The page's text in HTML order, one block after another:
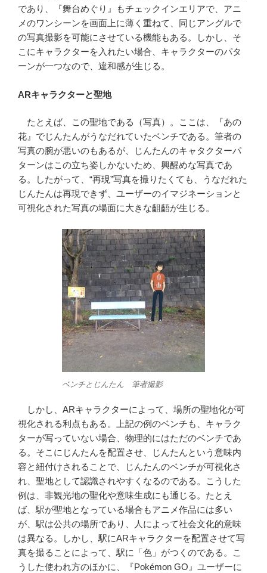
であり、『舞台めぐり』もチェックインエリアで、アニ
メのワンシーンを画面上に薄く重ねて、同じアングルで
の写真撮影を可能にさせている機能もある。しかし、そ
こにキャラクターを入れたい場合、キャラクターのパタ
ーンが一つなので、違和感が生じる。
ARキャラクターと聖地
たとえば、この聖地である（写真）。ここは、『あの
花』でじんたんがうなだれていたベンチである。筆者の
写真の腕が悪いのもあるが、じんたんのキャタクターパ
ターンはこの立ち姿しかないため、興醒めな写真であ
る。したがって、“再現”写真を撮りたくても、うなだれた
じんたんは再現できず、ユーザーのイマジネーションと
可視化された写真の場面に大きな齟齬が生じる。
ベンチとじんたん 筆者撮影
しかし、ARキャラクターによって、場所の聖地化が可
視化される利点もある。上記の例のベンチも、キャラク
ターが写っていない場合、物理的にはただのベンチであ
る。そこにじんたんを配置させ、じんたんという意味内
容と紐付けされることで、じんたんのベンチが可視化さ
れ、聖地として認識されやすくなるのである。こうした
例は、非観光地の聖化や意味生成にも通じる。たとえ
ば、駅が聖地となっている場合もアニメ作品には多い
が、駅は公共の場所であり、人によって社会文化的意味
は異なる。しかし、駅にARキャラクターを配置させて写
真を撮ることによって、駅に「色」がつくのである。こ
うした使われ方のほかに、『Pokémon GO』ユーザーに